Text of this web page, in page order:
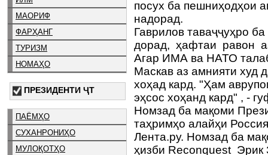
МАОРИФ
ФАРҲАНГ
ТУРИЗМ
НОМАҲО
ПРЕЗИДЕНТИ ҶТ
ПАЁМҲО
СУХАНРОНИҲО
МУЛОҚОТҲО
посух ба пешниҳодҳои
надорад.
Гаврилов таваҷҷуҳро
дорад, ҳафтаи равон
Агар ИМА ва НАТО
Маскав аз амнияти худ
хоҳад кард. "Ҳам
эҳсос хоҳанд кард" , -
Номзад ба мақоми
таҳримҳо алайҳи
Лента.ру. Номзад ба
ҳизби Reconquest Эрик